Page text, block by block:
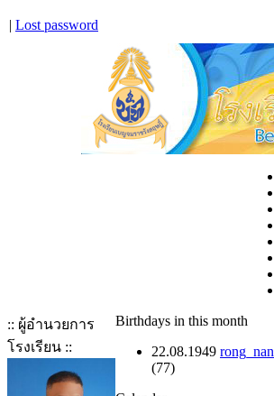
| Lost password
:: ผู้อำนวยการ
โรงเรียน ::
Birthdays in this month
22.08.1949 rong_nan
(77)